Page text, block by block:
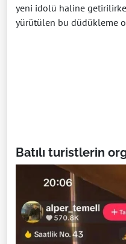
yeni idolü haline
yürütülen bu düdükleme
Batılı turistlerin